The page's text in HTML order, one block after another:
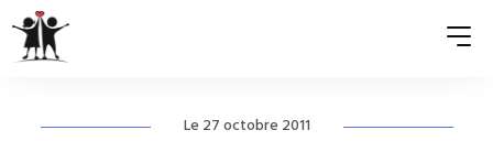
Le 27 octobre 2011